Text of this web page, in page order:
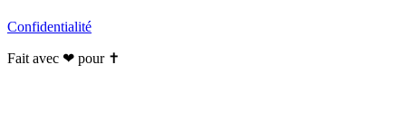
Confidentialité
Fait avec ❤ pour ✝️️